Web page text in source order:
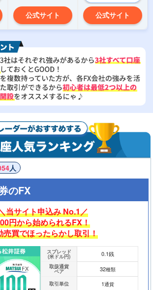
公式サイト 公式サイト
人
のFX
当サイト申込み No.1／
円から始められるFX！
売買でほったらかし取引！
スプレッド
(米ドル円) 0.1銭
取扱通貨
ペア 32種類
取引単位 1通貨